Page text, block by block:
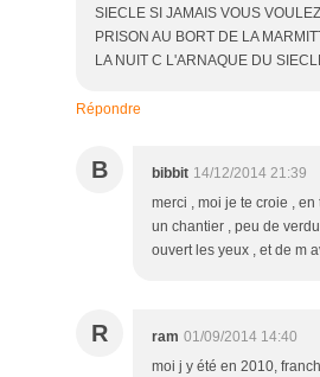
SIECLE SI JAMAIS VOUS
PRISON AU BORT DE LA
LA NUIT C L'ARNAQUE DU
Répondre
B bibbit 14/12/2014 21:39
merci , moi je te croie ,
un chantier , peu de
ouvert les yeux , et de m
R ram 01/09/2014 14:40
moi j y été en 2010,